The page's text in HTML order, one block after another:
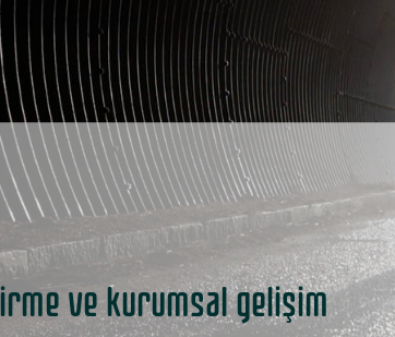
ve kurumsal gelişim